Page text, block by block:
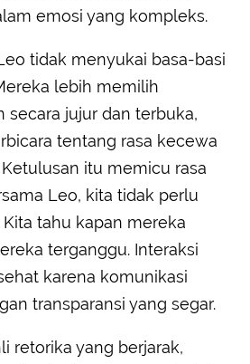
emosi yang kompleks.
tidak menyukai basa-basi
lebih memilih
secara jujur dan terbuka,
tentang rasa kecewa
itu memicu rasa
Leo, kita tidak perlu
tahu kapan mereka
terganggu. Interaksi
karena komunikasi
transparansi yang segar.
retorika yang berjarak,